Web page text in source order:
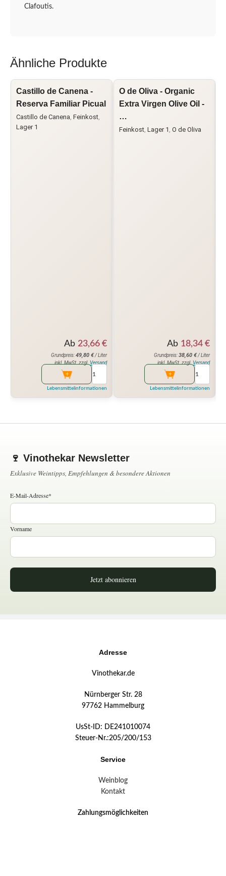
Clafoutis.
Ähnliche Produkte
Castillo de Canena -
Reserva Familiar Picual
Castillo de Canena, Feinkost,
Lager 1
Ab 23,66 €
Grundpreis:49,80 €/ Liter
inkl. MwSt. zzgl. Versand
Lebensmittelinformationen
O de Oliva - Organic
Extra Virgen Olive Oil -
…
Feinkost, Lager 1 , O de Oliva
Ab 18,34 €
Grundpreis:38,60 €/ Liter
inkl. MwSt. zzgl. Versand
Lebensmittelinformationen
🍷 Vinothekar Newsletter
Exklusive Weintipps, Empfehlungen & besondere Aktionen
E-Mail-Adresse*
Vorname
Jetzt abonnieren
Adresse
Vinothekar.de
Nürnberger Str. 28
97762 Hammelburg
UsSt-ID: DE241010074
Steuer-Nr.:205/200/153
Service
Weinblog
Kontakt
Zahlungsmöglichkeiten